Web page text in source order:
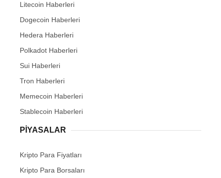
Litecoin Haberleri
Dogecoin Haberleri
Hedera Haberleri
Polkadot Haberleri
Sui Haberleri
Tron Haberleri
Memecoin Haberleri
Stablecoin Haberleri
PIYASALAR
Kripto Para Fiyatları
Kripto Para Borsaları